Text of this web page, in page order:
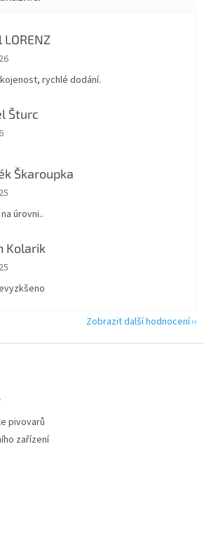
obchodu je 5 z 5 hvězdiček.
rychlé dodání.
Šturc
obchodu je 5 z 5 hvězdiček.
Škaroupka
obchodu je 5 z 5 hvězdiček.
úrovni..
Kolarik
obchodu je 5 z 5 hvězdiček.
Zobrazit další hodnocení
pivovarů
zařízení